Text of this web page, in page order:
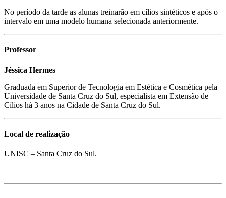
No período da tarde as alunas treinarão em cílios sintéticos e após o
intervalo em uma modelo humana selecionada anteriormente.
Professor
Jéssica Hermes
Graduada em Superior de Tecnologia em Estética e Cosmética pela
Universidade de Santa Cruz do Sul, especialista em Extensão de
Cílios há 3 anos na Cidade de Santa Cruz do Sul.
Local de realização
UNISC – Santa Cruz do Sul.